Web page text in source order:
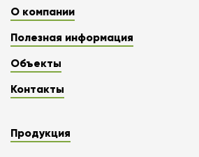
О компании
Полезная информация
Объекты
Контакты
Продукция